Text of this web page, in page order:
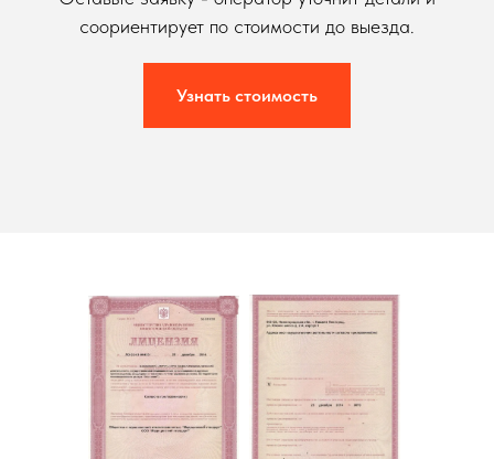
соориентирует по стоимости до выезда.
Узнать стоимость